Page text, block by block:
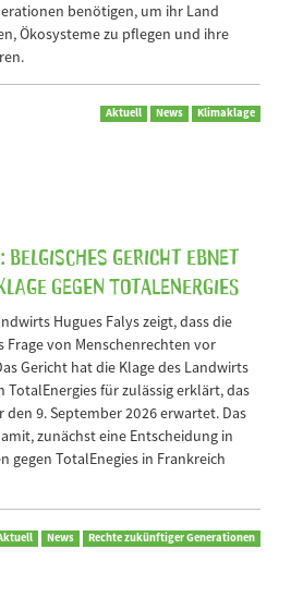
benötigen, um ihr Land
Ökosysteme zu pflegen und ihre
Aktuell News Klimaklage
Belgisches Gericht ebnet
gegen TotalEnergies
Hugues Falys zeigt, dass die
Frage von Menschenrechten vor
Gericht hat die Klage des Landwirts
TotalEnergies für zulässig erklärt, das
den 9. September 2026 erwartet. Das
zunächst eine Entscheidung in
gegen TotalEnegies in Frankreich
News Rechte zukünftiger Generationen